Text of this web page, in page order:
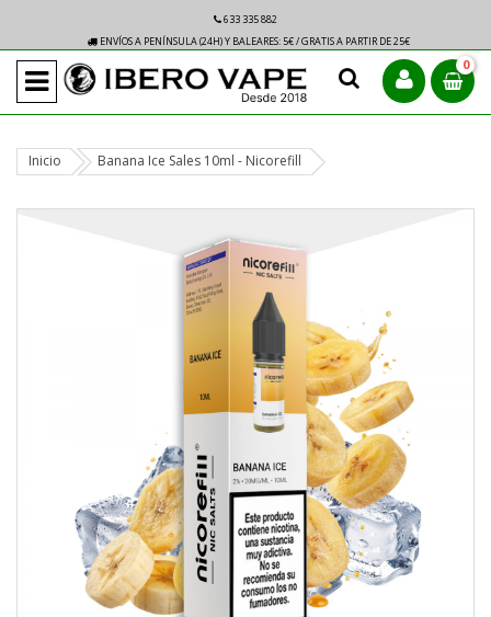
633 335 882
ENVÍOS A PENÍNSULA (24H) Y BALEARES: 5€ / GRATIS A PARTIR DE 25€
0
Inicio Banana Ice Sales 10ml - Nicorefill